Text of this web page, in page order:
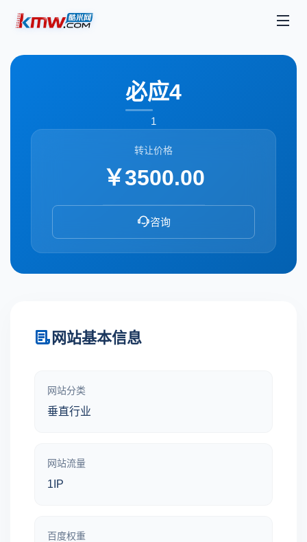
必应4
1
转让价格
￥3500.00
咨询
网站基本信息
网站分类
垂直行业
网站流量
1IP
百度权重